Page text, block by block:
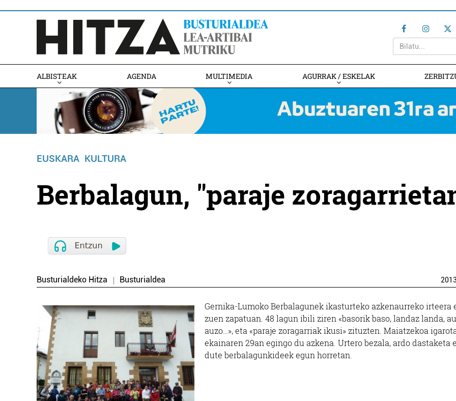
ALBISTEAK AGENDA MULTIMEDIA AGURRAK / ESKELAK
EUSKARA KULTURA
Berbalagun, "paraje
Busturialdeko Hitza Busturialdea 2013
Gernika-Lumoko Berbalagunek ikasturteko azkenaurreko irteera
zuen zapatuan. 48 lagun ibili ziren «basorik baso, landaz landa,
auzo…», eta «paraje zoragarriak ikusi» zituzten. Maiatzekoa
ekainaren 29an egingo du azkena. Urtero bezala, ardo dastaketa
dute berbalagunkideek egun horretan.